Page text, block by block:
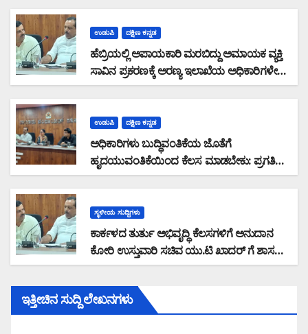
ಉಡುಪಿ ದಕ್ಷಿಣ ಕನ್ನಡ
ಹೆಬ್ರಿಯಲ್ಲಿ ಅಪಾಯಕಾರಿ ಮರಬಿದ್ದು ಅಮಾಯಕ ವ್ಯಕ್ತಿ
ಸಾವಿನ ಪ್ರಕರಣಕ್ಕೆ ಅರಣ್ಯ ಇಲಾಖೆಯ ಅಧಿಕಾರಿಗಳೇ
ನೇರ ಹೊಣೆ: ಅವರ ವಿರುದ್ಧವೇ FIR ದಾಖಲಿಸಬೇಕು:
ಕುಮಾರ್ ಆಕ್ರೋಶ
ಉಡುಪಿ ದಕ್ಷಿಣ ಕನ್ನಡ
ಅಧಿಕಾರಿಗಳು ಬುದ್ಧಿವಂತಿಕೆಯ ಜೊತೆಗೆ
ಹೃದಯುವಂತಿಕೆಯಿಂದ ಕೆಲಸ ಮಾಡಬೇಕು: ಪ್ರಗತಿ
ಪರಿಶೀಲನಾ ಸಭೆಯಲ್ಲಿ ಅಧಿಕಾರಿಗಳಿಗೆ ಆರೋಗ್ಯ
ಸ್ಥಳೀಯ ಸುದ್ದಿಗಳು
ಕಾರ್ಕಳದ ತುರ್ತು ಅಭಿವೃದ್ಧಿ ಕೆಲಸಗಳಿಗೆ ಅನುದಾನ
ಕೋರಿ ಉಸ್ತುವಾರಿ ಸಚಿವ ಯು.ಟಿ ಖಾದರ್ ಗೆ ಶಾಸಕ
ಸುನಿಲ್‌ ಕುಮಾರ್‌ ಮನವಿ
ಇತ್ತೀಚಿನ ಸುದ್ದಿ ಲೇಖನಗಳು